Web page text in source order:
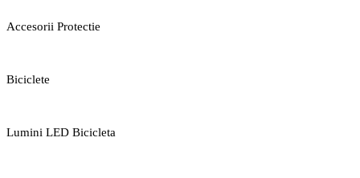
Accesorii Protectie
Biciclete
Lumini LED Bicicleta